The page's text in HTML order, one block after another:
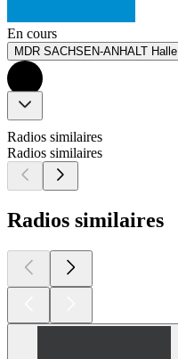
En cours
MDR SACHSEN-ANHALT Halle
Radios similaires
Radios similaires
Radios similaires